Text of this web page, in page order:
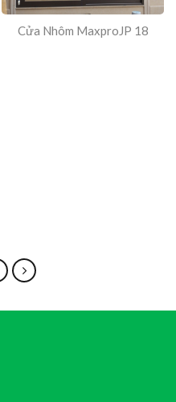
Cửa Nhôm MaxproJP 18